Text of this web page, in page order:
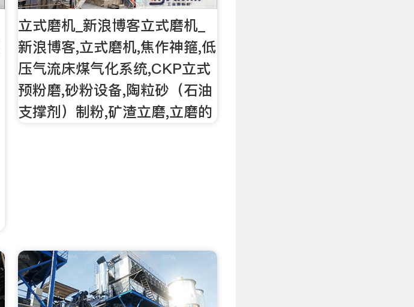
立式磨机_新浪博客立式磨机_
新浪博客,立式磨机,焦作神箍,低
压气流床煤气化系统,CKP立式
预粉磨,砂粉设备,陶粒砂（石油
支撑剂）制粉,矿渣立磨,立磨的